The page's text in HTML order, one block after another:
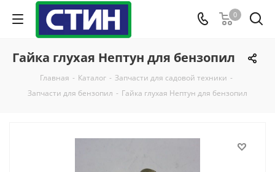
0
Гайка глухая Нептун для бензопил
Главная - Каталог - Запчасти для садовой техники -
Запчасти для бензопил - Гайка глухая Нептун для бензопил